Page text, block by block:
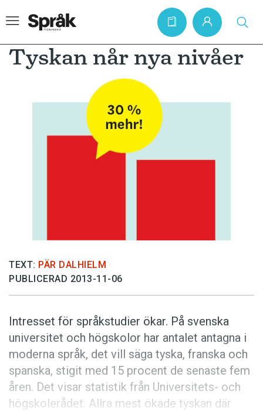
Krönikor
Anmäl till språkpolisen
Prenumerera
Läs Språktidningen digitalt
Press
Tyskan når nya nivåer
TEXT: PÄR DALHIELM
PUBLICERAD 2013-11-06
Intresset för språkstudier ökar. På svenska
universitet och högskolor har antalet antagna i
moderna språk, det vill säga tyska, franska och
spanska, stigit med 15 procent de senaste fem
åren. Det visar statistik från Universitets- och
högskolerådet. Allra mest ökade tyskan där